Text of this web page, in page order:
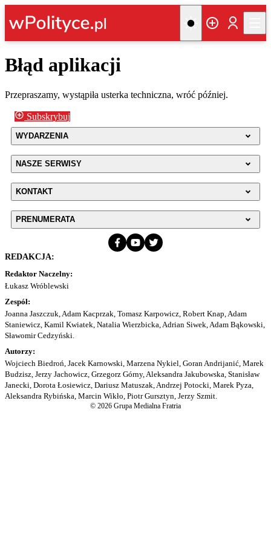
Błąd aplikacji
Przepraszamy, wystąpiła usterka techniczna, wróć później.
Subskrybuj
WYDARZENIA
NASZE SERWISY
KONTAKT
PRENUMERATA
REDAKCJA:
Redaktor Naczelny:
Łukasz Wróblewski
Zespół:
Joanna Jaszczuk, Adam Kacprzak, Tomasz Karpowicz, Robert Knap, Adam
Staniewicz, Kamil Kwiatek, Natalia Wierzbicka, Adrian Siwek, Adam Bąkowski,
Sławomir Cedzyński.
Autorzy:
Wojciech Biedroń, Jacek Karnowski, Marzena Nykiel, Goran Andrijanić, Marek
Budzisz, Jerzy Jachowicz, Grzegorz Górny, Aleksandra Jakubowska, Stanisław
Janecki, Dorota Łosiewicz, Dariusz Matuszak, Andrzej Potocki, Marek Pyza,
Aleksandra Rybińska, Marcin Wikło, Piotr Gursztyn, Jerzy Szmit.
© 2026 Grupa Medialna Fratria